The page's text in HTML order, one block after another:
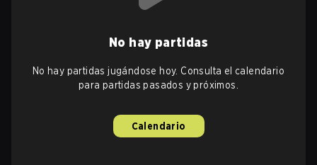
No hay partidas
No hay partidas jugándose hoy. Consulta el calendario
para partidas pasados y próximos.
Calendario